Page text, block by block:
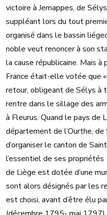
victoire à Jemappes, de
suppléant lors du tout
organisé dans le bassin
noble veut renoncer à son
la cause républicaine. Mais à
France était-elle votée que
retour, obligeant de Sélys à
rentre dans le sillage des
à Fleurus. Quand le pays de
département de l’Ourthe,
d’organiser le canton de
l’essentiel de ses
de Liège est dotée d’une
sont alors désignés par les
est choisi, avant d’être élu